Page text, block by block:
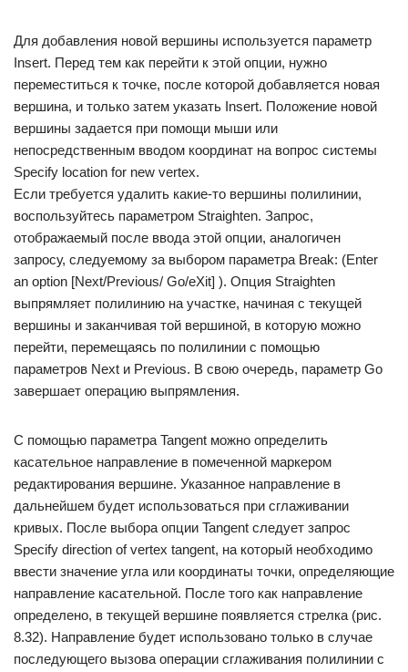
Для добавления новой вершины используется параметр
Insert. Перед тем как перейти к этой опции, нужно
переместиться к точке, после которой добавляется новая
вершина, и только затем указать Insert. Положение новой
вершины задается при помощи мыши или
непосредственным вводом координат на вопрос системы
Specify location for new vertex.
Если требуется удалить какие-то вершины полилинии,
воспользуйтесь параметром Straighten. Запрос,
отображаемый после ввода этой опции, аналогичен
запросу, следуемому за выбором параметра Break: (Enter
an option [Next/Previous/ Go/eXit] ). Опция Straighten
выпрямляет полилинию на участке, начиная с текущей
вершины и заканчивая той вершиной, в которую можно
перейти, перемещаясь по полилинии с помощью
параметров Next и Previous. В свою очередь, параметр Go
завершает операцию выпрямления.
С помощью параметра Tangent можно определить
касательное направление в помеченной маркером
редактирования вершине. Указанное направление в
дальнейшем будет использоваться при сглаживании
кривых. После выбора опции Tangent следует запрос
Specify direction of vertex tangent, на который необходимо
ввести значение угла или координаты точки, определяющие
направление касательной. После того как направление
определено, в текущей вершине появляется стрелка (рис.
8.32). Направление будет использовано только в случае
последующего вызова операции сглаживания полилинии с